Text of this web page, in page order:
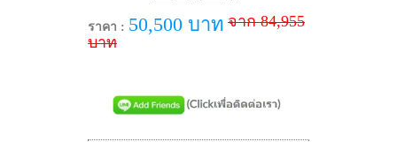
ราคา : 50,500 บาท จาก 84,955
บาท